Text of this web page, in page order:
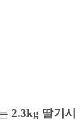
2.3kg 딸기시